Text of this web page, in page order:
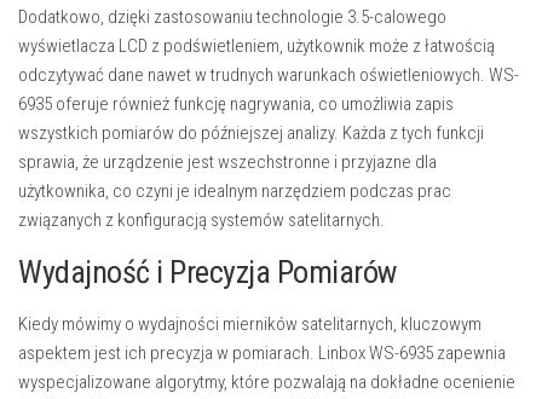
Dodatkowo, dzięki zastosowaniu technologie 3.5-calowego
wyświetlacza LCD z podświetleniem, użytkownik może z łatwością
odczytywać dane nawet w trudnych warunkach oświetleniowych. WS-
6935 oferuje również funkcję nagrywania, co umożliwia zapis
wszystkich pomiarów do późniejszej analizy. Każda z tych funkcji
sprawia, że urządzenie jest wszechstronne i przyjazne dla
użytkownika, co czyni je idealnym narzędziem podczas prac
związanych z konfiguracją systemów satelitarnych.
Wydajność i Precyzja Pomiarów
Kiedy mówimy o wydajności mierników satelitarnych, kluczowym
aspektem jest ich precyzja w pomiarach. Linbox WS-6935 zapewnia
wyspecjalizowane algorytmy, które pozwalają na dokładne ocenienie